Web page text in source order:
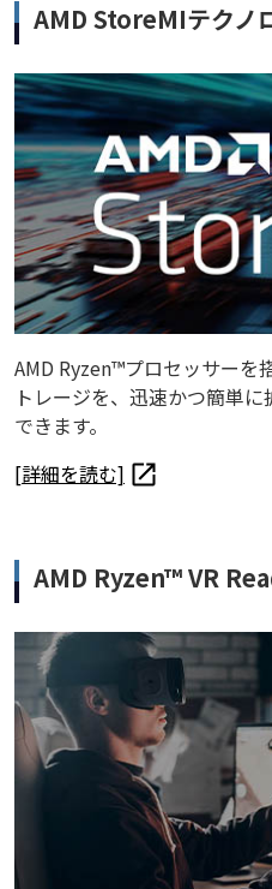
AMD StoreMIテクノ
AMD Ryzen™プロセッサーを
トレージを、迅速かつ簡単
できます。
[詳細を読む]
AMD Ryzen™ VR